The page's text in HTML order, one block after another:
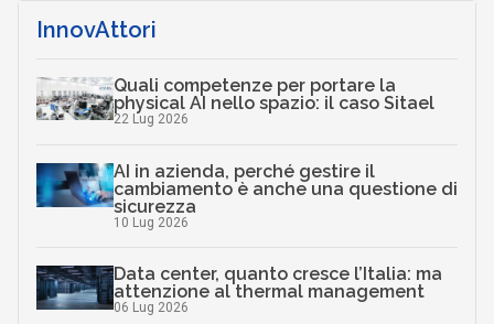
InnovAttori
Quali competenze per portare la
physical AI nello spazio: il caso Sitael
22 Lug 2026
AI in azienda, perché gestire il
cambiamento è anche una questione di
sicurezza
10 Lug 2026
Data center, quanto cresce l’Italia: ma
attenzione al thermal management
06 Lug 2026